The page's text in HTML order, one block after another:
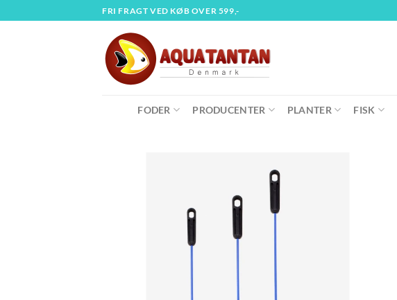
til
FRI FRAGT VED KØB OVER 599,-
FODER PRODUCENTER PLANTER FISK